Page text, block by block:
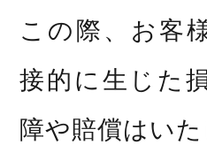
この際、お客
接的に生じた
障や賠償はいた